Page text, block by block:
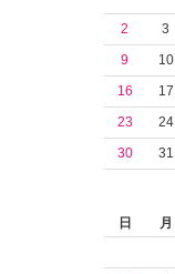
2
3
9
10
16
17
23
24
30
31
日
月